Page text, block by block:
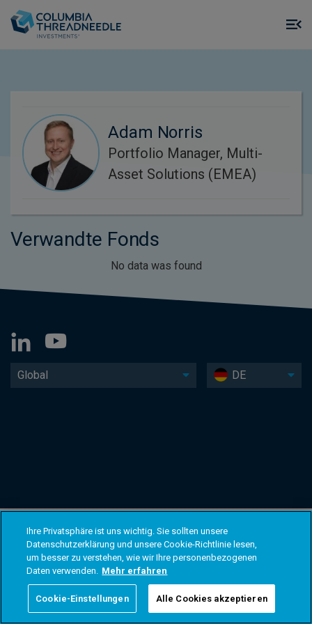
Adam Norris
Portfolio Manager, Multi-
Asset Solutions (EMEA)
Verwandte Fonds
No data was found
Global DE
Ihre Privatsphäre ist uns wichtig. Sie sollten unsere
Datenschutzerklärung und unsere Cookie-Richtlinie lesen,
um besser zu verstehen, wie wir Ihre personenbezogenen
Daten verwenden. Mehr erfahren
Cookie-Einstellungen Alle Cookies akzeptieren